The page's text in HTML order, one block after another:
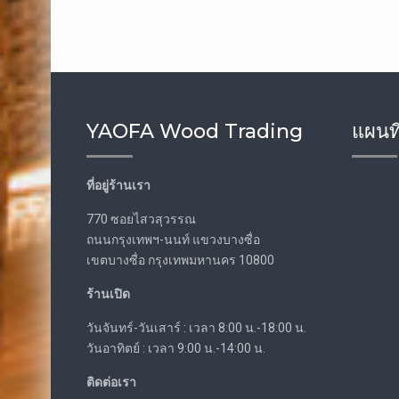
YAOFA Wood Trading
ที่อยู่ร้านเรา
770 ซอยไสวสุวรรณ
ถนนกรุงเทพฯ-นนท์ แขวงบางซื่อ
เขตบางซื่อ กรุงเทพมหานคร 10800
ร้านเปิด
วันจันทร์-วันเสาร์ : เวลา 8:00 น.-18:00 น.
วันอาทิตย์ : เวลา 9:00 น.-14:00 น.
ติดต่อเรา
แผน